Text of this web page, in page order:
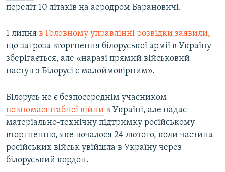
переліт 10 літаків на аеродром Барановичі.
1 липня в Головному управлінні розвідки заявили,
що загроза вторгнення білоруської армії в Україну
зберігається, але «наразі прямий військовий
наступ з Білорусі є малоймовірним».
Білорусь не є безпосереднім учасником
повномасштабної війни в Україні, але надає
матеріально-технічну підтримку російському
вторгненню, яке почалося 24 лютого, коли частина
російських військ увійшла в Україну через
білоруський кордон.